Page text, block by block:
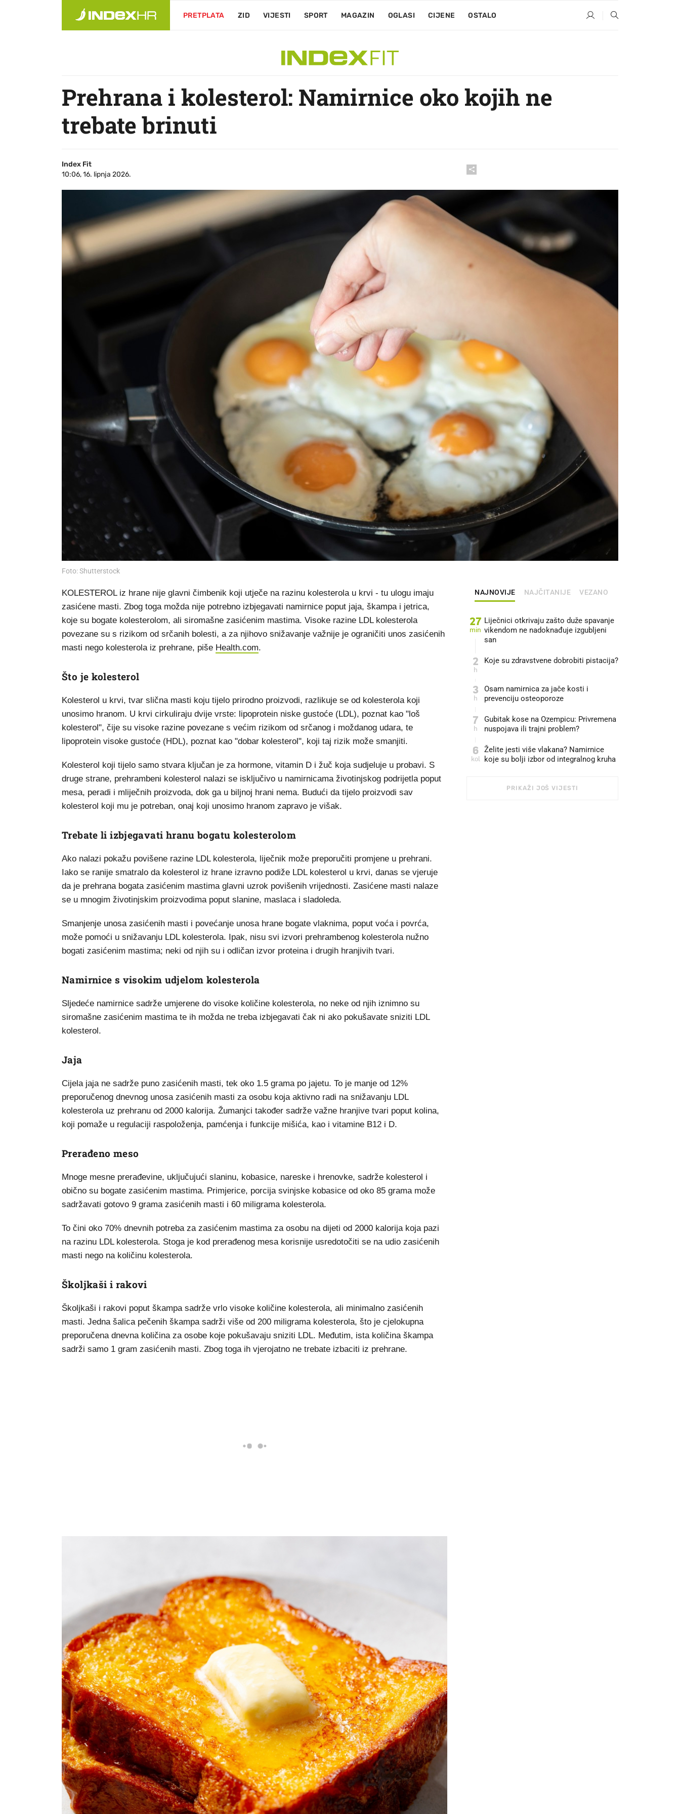
PRETPLATA ZID VIJESTI SPORT MAGAZIN OGLASI CIJENE OSTALO
Prehrana i kolesterol: Namirnice oko kojih ne
trebate brinuti
Index Fit
10:06, 16. lipnja 2026.
Foto: Shutterstock
KOLESTEROL iz hrane nije glavni čimbenik koji utječe na razinu kolesterola u krvi - tu ulogu imaju
zasićene masti. Zbog toga možda nije potrebno izbjegavati namirnice poput jaja, škampa i jetrica,
koje su bogate kolesterolom, ali siromašne zasićenim mastima. Visoke razine LDL kolesterola
povezane su s rizikom od srčanih bolesti, a za njihovo snižavanje važnije je ograničiti unos zasićenih
masti nego kolesterola iz prehrane, piše Health.com.
Što je kolesterol
Kolesterol u krvi, tvar slična masti koju tijelo prirodno proizvodi, razlikuje se od kolesterola koji
unosimo hranom. U krvi cirkuliraju dvije vrste: lipoprotein niske gustoće (LDL), poznat kao "loš
kolesterol", čije su visoke razine povezane s većim rizikom od srčanog i moždanog udara, te
lipoprotein visoke gustoće (HDL), poznat kao "dobar kolesterol", koji taj rizik može smanjiti.
Kolesterol koji tijelo samo stvara ključan je za hormone, vitamin D i žuč koja sudjeluje u probavi. S
druge strane, prehrambeni kolesterol nalazi se isključivo u namirnicama životinjskog podrijetla poput
mesa, peradi i mliječnih proizvoda, dok ga u biljnoj hrani nema. Budući da tijelo proizvodi sav
kolesterol koji mu je potreban, onaj koji unosimo hranom zapravo je višak.
Trebate li izbjegavati hranu bogatu kolesterolom
Ako nalazi pokažu povišene razine LDL kolesterola, liječnik može preporučiti promjene u prehrani.
Iako se ranije smatralo da kolesterol iz hrane izravno podiže LDL kolesterol u krvi, danas se vjeruje
da je prehrana bogata zasićenim mastima glavni uzrok povišenih vrijednosti. Zasićene masti nalaze
se u mnogim životinjskim proizvodima poput slanine, maslaca i sladoleda.
Smanjenje unosa zasićenih masti i povećanje unosa hrane bogate vlaknima, poput voća i povrća,
može pomoći u snižavanju LDL kolesterola. Ipak, nisu svi izvori prehrambenog kolesterola nužno
bogati zasićenim mastima; neki od njih su i odličan izvor proteina i drugih hranjivih tvari.
Namirnice s visokim udjelom kolesterola
Sljedeće namirnice sadrže umjerene do visoke količine kolesterola, no neke od njih iznimno su
siromašne zasićenim mastima te ih možda ne treba izbjegavati čak ni ako pokušavate sniziti LDL
kolesterol.
Jaja
Cijela jaja ne sadrže puno zasićenih masti, tek oko 1.5 grama po jajetu. To je manje od 12%
preporučenog dnevnog unosa zasićenih masti za osobu koja aktivno radi na snižavanju LDL
kolesterola uz prehranu od 2000 kalorija. Žumanjci također sadrže važne hranjive tvari poput kolina,
koji pomaže u regulaciji raspoloženja, pamćenja i funkcije mišića, kao i vitamine B12 i D.
Prerađeno meso
Mnoge mesne prerađevine, uključujući slaninu, kobasice, nareske i hrenovke, sadrže kolesterol i
obično su bogate zasićenim mastima. Primjerice, porcija svinjske kobasice od oko 85 grama može
sadržavati gotovo 9 grama zasićenih masti i 60 miligrama kolesterola.
To čini oko 70% dnevnih potreba za zasićenim mastima za osobu na dijeti od 2000 kalorija koja pazi
na razinu LDL kolesterola. Stoga je kod prerađenog mesa korisnije usredotočiti se na udio zasićenih
masti nego na količinu kolesterola.
Školjkaši i rakovi
Školjkaši i rakovi poput škampa sadrže vrlo visoke količine kolesterola, ali minimalno zasićenih
masti. Jedna šalica pečenih škampa sadrži više od 200 miligrama kolesterola, što je cjelokupna
preporučena dnevna količina za osobe koje pokušavaju sniziti LDL. Međutim, ista količina škampa
sadrži samo 1 gram zasićenih masti. Zbog toga ih vjerojatno ne trebate izbaciti iz prehrane.
NAJNOVIJE NAJČITANIJE VEZANO
27
min
Liječnici otkrivaju zašto duže spavanje
vikendom ne nadoknađuje izgubljeni
san
2
h
Koje su zdravstvene dobrobiti pistacija?
3
h
Osam namirnica za jače kosti i
prevenciju osteoporoze
7
h
Gubitak kose na Ozempicu: Privremena
nuspojava ili trajni problem?
6
kol
Želite jesti više vlakana? Namirnice
koje su bolji izbor od integralnog kruha
PRIKAŽI JOŠ VIJESTI